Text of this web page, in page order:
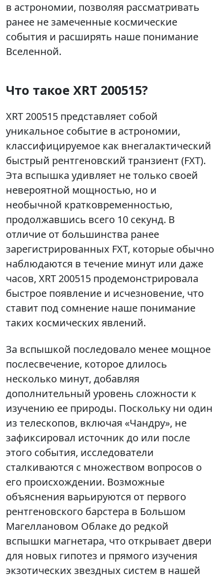
в астрономии, позволяя рассматривать
ранее не замеченные космические
события и расширять наше понимание
Вселенной.
Что такое XRT 200515?
XRT 200515 представляет собой
уникальное событие в астрономии,
классифицируемое как внегалактический
быстрый рентгеновский транзиент (FXT).
Эта вспышка удивляет не только своей
невероятной мощностью, но и
необычной кратковременностью,
продолжавшись всего 10 секунд. В
отличие от большинства ранее
зарегистрированных FXT, которые обычно
наблюдаются в течение минут или даже
часов, XRT 200515 продемонстрировала
быстрое появление и исчезновение, что
ставит под сомнение наше понимание
таких космических явлений.
За вспышкой последовало менее мощное
послесвечение, которое длилось
несколько минут, добавляя
дополнительный уровень сложности к
изучению ее природы. Поскольку ни один
из телескопов, включая «Чандру», не
зафиксировал источник до или после
этого события, исследователи
сталкиваются с множеством вопросов о
его происхождении. Возможные
объяснения варьируются от первого
рентгеновского барстера в Большом
Магеллановом Облаке до редкой
вспышки магнетара, что открывает двери
для новых гипотез и прямого изучения
экзотических звездных систем в нашей